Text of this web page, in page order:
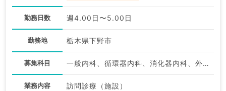
勤務日数 週4.00日〜5.00日
勤務地 栃木県下野市
募集科目 一般内科、循環器内科、消化器内科、外科系全般、一般外科、消化器外科
業務内容 訪問診療（施設）